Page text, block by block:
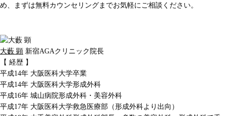
め、まずは無料カウンセリングまでお気軽にご相談ください。
大藪 顕 新宿AGAクリニック院長
【 経歴 】
平成14年 大阪医科大学卒業
平成14年 大阪医科大学形成外科
平成16年 城山病院形成外科・美容外科
平成17年 大阪医科大学救急医療部（形成外科より出向）